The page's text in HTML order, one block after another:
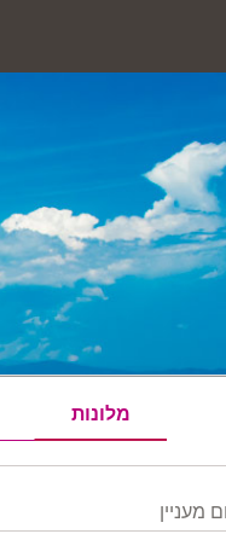
מלונות